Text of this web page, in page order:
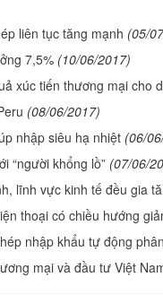
liên tục tăng mạnh (05/
7,5% (10/06/2017)
xúc tiến thương mại cho
(08/06/2017)
nhập siêu hạ nhiệt (06/
“người khổng lồ” (07/06/
lĩnh vực kinh tế đều gia
thoại có chiều hướng
nhập khẩu tự động
mại và đầu tư Việt